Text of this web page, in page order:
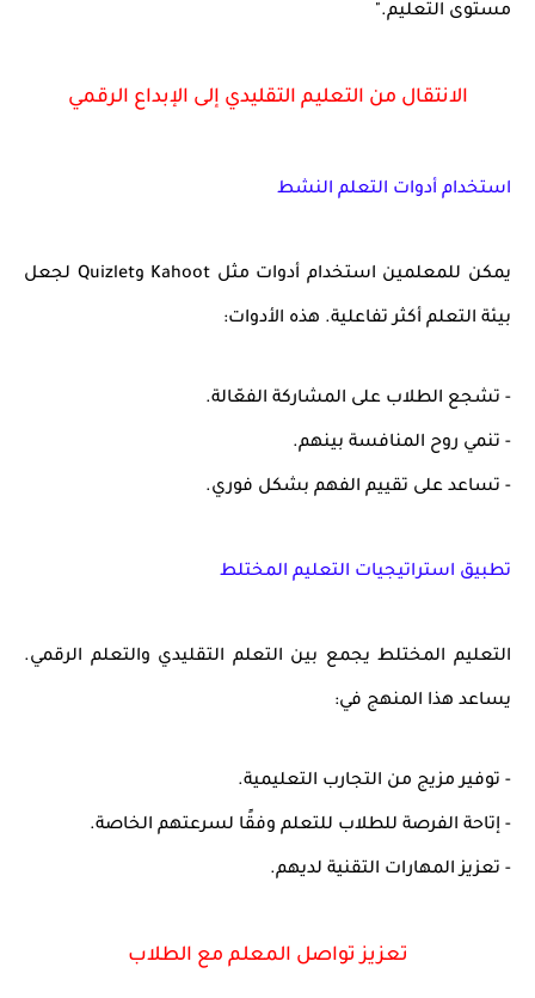
مستوى التعليم."
الانتقال من التعليم التقليدي إلى الإبداع الرقمي
استخدام أدوات التعلم النشط
يمكن للمعلمين استخدام أدوات مثل Kahoot وQuizlet لجعل
بيئة التعلم أكثر تفاعلية. هذه الأدوات:
- تشجع الطلاب على المشاركة الفعّالة.
- تنمي روح المنافسة بينهم.
- تساعد على تقييم الفهم بشكل فوري.
تطبيق استراتيجيات التعليم المختلط
التعليم المختلط يجمع بين التعلم التقليدي والتعلم الرقمي.
يساعد هذا المنهج في:
- توفير مزيج من التجارب التعليمية.
- إتاحة الفرصة للطلاب للتعلم وفقًا لسرعتهم الخاصة.
- تعزيز المهارات التقنية لديهم.
تعزيز تواصل المعلم مع الطلاب